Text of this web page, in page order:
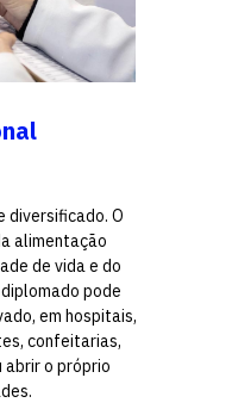
diversificado. O
alimentação
de vida e do
pode
em hospitais,
confeitarias,
abrir o próprio